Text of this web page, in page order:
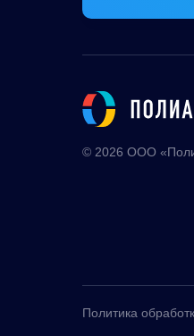
© 2026 ООО
Политика